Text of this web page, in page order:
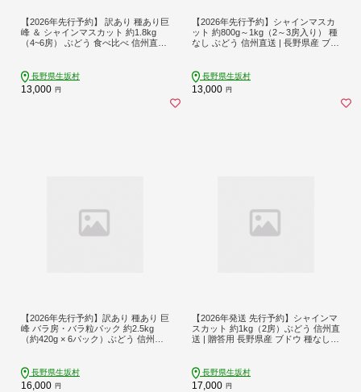
【2026年先行予約】 訳あり 種あり巨
峰 ＆ シャインマスカット 約1.8kg
（4~6房） ぶどう 食べ比べ 信州直送
旬頃順次発送予定 | 長野県 生坂村 [株
式会社野の香]
長野県生坂村
13,000 円
【2026年先行予約】シャインマスカ
ット 約800g～1kg（2～3房入り） 種
なし ぶどう 信州直送 | 長野県産 ブド
さな果樹園 ぷてぃ・べるじぇ]
長野県生坂村
13,000 円
【2026年先行予約】訳あり 種あり 巨
峰 バラ房・バラ粒パック 約2.5kg
（約420g × 6パック）ぶどう 信州直
予定 | 長野県 生坂村 [姫野農園]
長野県生坂村
16,000 円
【2026年発送 先行予約】シャインマ
スカット 約1kg（2房）ぶどう 信州直
送 | 贈答用 長野県産 ブドウ 種なし
社野の香]
長野県生坂村
17,000 円